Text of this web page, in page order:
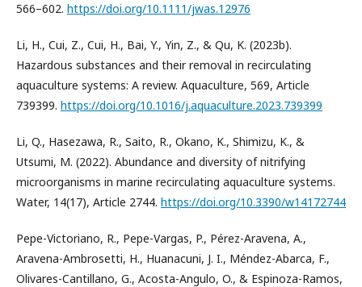
566–602. https://doi.org/10.1111/jwas.12976
Li, H., Cui, Z., Cui, H., Bai, Y., Yin, Z., & Qu, K. (2023b).
Hazardous substances and their removal in recirculating
aquaculture systems: A review. Aquaculture, 569, Article
739399. https://doi.org/10.1016/j.aquaculture.2023.739399
Li, Q., Hasezawa, R., Saito, R., Okano, K., Shimizu, K., &
Utsumi, M. (2022). Abundance and diversity of nitrifying
microorganisms in marine recirculating aquaculture systems.
Water, 14(17), Article 2744. https://doi.org/10.3390/w14172744
Pepe-Victoriano, R., Pepe-Vargas, P., Pérez-Aravena, A.,
Aravena-Ambrosetti, H., Huanacuni, J. I., Méndez-Abarca, F.,
Olivares-Cantillano, G., Acosta-Angulo, O., & Espinoza-Ramos,